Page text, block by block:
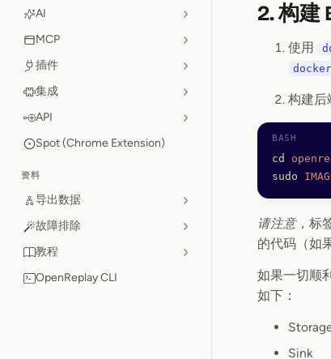
AI
MCP
插件
集成
API
Spot (Chrome Extension)
资料
导出数据
故障排除
教程
OpenReplay CLI
2. 构建
使用
构建后
cd
sudo
请注意，标
的代码（如
如果一切顺
如下：
Sink